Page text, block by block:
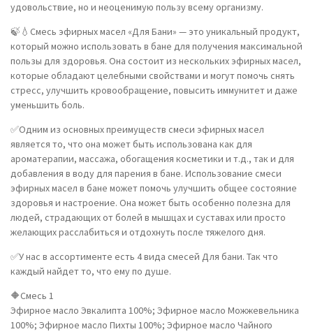
удовольствие, но и неоценимую пользу всему организму.
🍃💧Смесь эфирных масел «Для Бани» — это уникальный продукт,
который можно использовать в бане для получения максимальной
пользы для здоровья. Она состоит из нескольких эфирных масел,
которые обладают целебными свойствами и могут помочь снять
стресс, улучшить кровообращение, повысить иммунитет и даже
уменьшить боль.
✅Одним из основных преимуществ смеси эфирных масел
является то, что она может быть использована как для
ароматерапии, массажа, обогащения косметики и т.д., так и для
добавления в воду для парения в бане. Использование смеси
эфирных масел в бане может помочь улучшить общее состояние
здоровья и настроение. Она может быть особенно полезна для
людей, страдающих от болей в мышцах и суставах или просто
желающих расслабиться и отдохнуть после тяжелого дня.
✅У нас в ассортименте есть 4 вида смесей Для бани. Так что
каждый найдет то, что ему по душе.
🔶Смесь 1
Эфирное масло Эвкалипта 100%; Эфирное масло Можжевельника
100%; Эфирное масло Пихты 100%; Эфирное масло Чайного